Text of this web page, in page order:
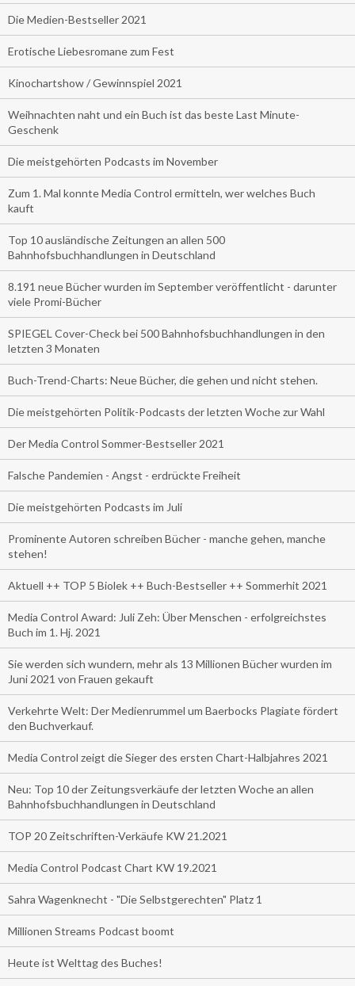
Die Medien-Bestseller 2021
Erotische Liebesromane zum Fest
Kinochartshow / Gewinnspiel 2021
Weihnachten naht und ein Buch ist das beste Last Minute-
Geschenk
Die meistgehörten Podcasts im November
Zum 1. Mal konnte Media Control ermitteln, wer welches Buch
kauft
Top 10 ausländische Zeitungen an allen 500
Bahnhofsbuchhandlungen in Deutschland
8.191 neue Bücher wurden im September veröffentlicht - darunter
viele Promi-Bücher
SPIEGEL Cover-Check bei 500 Bahnhofsbuchhandlungen in den
letzten 3 Monaten
Buch-Trend-Charts: Neue Bücher, die gehen und nicht stehen.
Die meistgehörten Politik-Podcasts der letzten Woche zur Wahl
Der Media Control Sommer-Bestseller 2021
Falsche Pandemien - Angst - erdrückte Freiheit
Die meistgehörten Podcasts im Juli
Prominente Autoren schreiben Bücher - manche gehen, manche
stehen!
Aktuell ++ TOP 5 Biolek ++ Buch-Bestseller ++ Sommerhit 2021
Media Control Award: Juli Zeh: Über Menschen - erfolgreichstes
Buch im 1. Hj. 2021
Sie werden sich wundern, mehr als 13 Millionen Bücher wurden im
Juni 2021 von Frauen gekauft
Verkehrte Welt: Der Medienrummel um Baerbocks Plagiate fördert
den Buchverkauf.
Media Control zeigt die Sieger des ersten Chart-Halbjahres 2021
Neu: Top 10 der Zeitungsverkäufe der letzten Woche an allen
Bahnhofsbuchhandlungen in Deutschland
TOP 20 Zeitschriften-Verkäufe KW 21.2021
Media Control Podcast Chart KW 19.2021
Sahra Wagenknecht - "Die Selbstgerechten" Platz 1
Millionen Streams Podcast boomt
Heute ist Welttag des Buches!